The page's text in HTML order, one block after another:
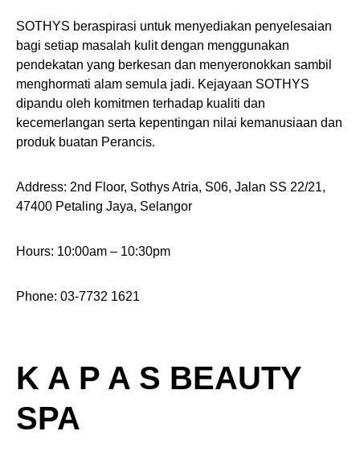
SOTHYS beraspirasi untuk menyediakan penyelesaian
bagi setiap masalah kulit dengan menggunakan
pendekatan yang berkesan dan menyeronokkan sambil
menghormati alam semula jadi. Kejayaan SOTHYS
dipandu oleh komitmen terhadap kualiti dan
kecemerlangan serta kepentingan nilai kemanusiaan dan
produk buatan Perancis.
Address: 2nd Floor, Sothys Atria, S06, Jalan SS 22/21,
47400 Petaling Jaya, Selangor
Hours: 10:00am – 10:30pm
Phone: 03-7732 1621
K A P A S BEAUTY
SPA